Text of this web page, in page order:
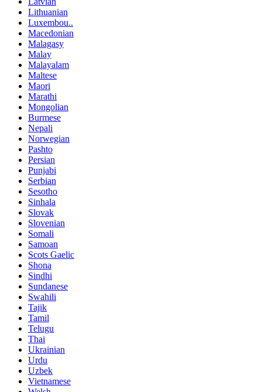
Lithuanian
Luxembou..
Macedonian
Malagasy
Malay
Malayalam
Maltese
Maori
Marathi
Mongolian
Burmese
Nepali
Norwegian
Pashto
Persian
Punjabi
Serbian
Sesotho
Sinhala
Slovak
Slovenian
Somali
Samoan
Scots Gaelic
Shona
Sindhi
Sundanese
Swahili
Tajik
Tamil
Telugu
Thai
Ukrainian
Urdu
Uzbek
Vietnamese